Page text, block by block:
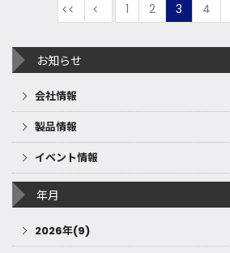
最初 前1 2 3 4
お知らせ
会社情報
製品情報
イベント情報
年月
2026年(9)